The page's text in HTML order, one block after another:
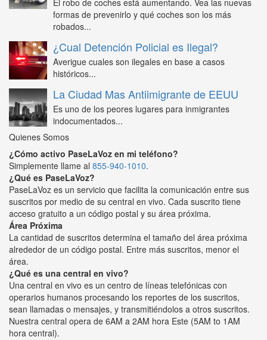
El robo de coches está aumentando. Vea las nuevas
formas de prevenirlo y qué coches son los más
robados...
¿Cual Detención Policial es Ilegal?
Averigue cuales son ilegales en base a casos
históricos...
La Ciudad Mas Antiimigrante de EEUU
Es uno de los peores lugares para inmigrantes
indocumentados...
Quienes Somos
¿Cómo activo PaseLaVoz en mi teléfono?
Simplemente llame al 855-940-1010.
¿Qué es PaseLaVoz?
PaseLaVoz es un servicio que facilita la comunicación entre sus
suscritos por medio de su central en vivo. Cada suscrito tiene
acceso gratuito a un código postal y su área próxima.
Área Próxima
La cantidad de suscritos determina el tamaño del área próxima
alrededor de un código postal. Entre más suscritos, menor el
área.
¿Qué es una central en vivo?
Una central en vivo es un centro de líneas telefónicas con
operarios humanos procesando los reportes de los suscritos,
sean llamadas o mensajes, y transmitiéndolos a otros suscritos.
Nuestra central opera de 6AM a 2AM hora Este (5AM to 1AM
hora central).